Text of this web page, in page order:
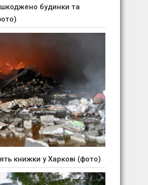
будинки та
книжки у Харкові (фото)